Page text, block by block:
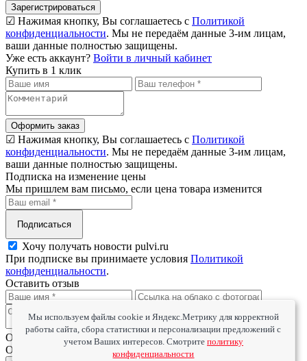
Зарегистрироваться
☑ Нажимая кнопку, Вы соглашаетесь с Политикой
конфиденциальности. Мы не передаём данные 3-им лицам,
ваши данные полностью защищены.
Уже есть аккаунт? Войти в личный кабинет
Купить в 1 клик
Оформить заказ
☑ Нажимая кнопку, Вы соглашаетесь с Политикой
конфиденциальности. Мы не передаём данные 3-им лицам,
ваши данные полностью защищены.
Подписка на изменение цены
Мы пришлем вам письмо, если цена товара изменится
Подписаться
Хочу получать новости pulvi.ru
При подписке вы принимаете условия Политикой
конфиденциальности.
Оставить отзыв
Оцените товар
Оцените сервис
Мы используем файлы cookie и Яндекс.Метрику для корректной
работы сайта, сбора статистики и персонализации предложений с
учетом Ваших интересов. Смотрите политику
конфиденциальности